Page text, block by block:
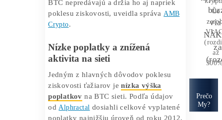
Bitcoin sa pohybuje okolo 107 000
dolárov, pričom krátkodobí aj dlhodobí
prežívajú jednoz najťažších obdob
posledných 10 rokov
BTC nepredávajú a držia ho aj napriek
poklesu ziskovosti, uveidla správa
Crypto.